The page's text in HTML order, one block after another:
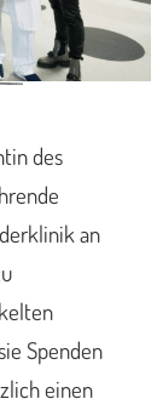
des
an
Spenden
einen